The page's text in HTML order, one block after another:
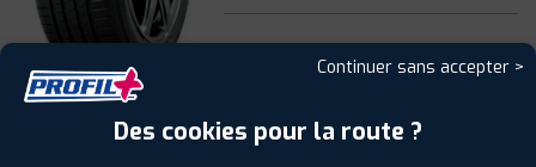
Continuer sans accepter >
Des cookies pour la route ?